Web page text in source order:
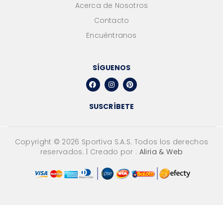
Acerca de Nosotros
Contacto
Encuéntranos
SÍGUENOS
SUSCRÍBETE
Copyright © 2026 Sportiva S.A.S. Todos los derechos
reservados. | Creado por : Aliria & Web